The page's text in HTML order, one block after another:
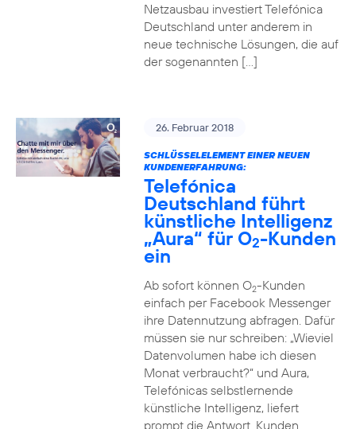
Netzausbau investiert Telefónica
Deutschland unter anderem in
neue technische Lösungen, die auf
der sogenannten […]
26. Februar 2018
SCHLÜSSELELEMENT EINER NEUEN
KUNDENERFAHRUNG:
Telefónica
Deutschland führt
künstliche Intelligenz
„Aura“ für O2-Kunden
ein
Ab sofort können O2-Kunden
einfach per Facebook Messenger
ihre Datennutzung abfragen. Dafür
müssen sie nur schreiben: „Wieviel
Datenvolumen habe ich diesen
Monat verbraucht?“ und Aura,
Telefónicas selbstlernende
künstliche Intelligenz, liefert
prompt die Antwort. Kunden